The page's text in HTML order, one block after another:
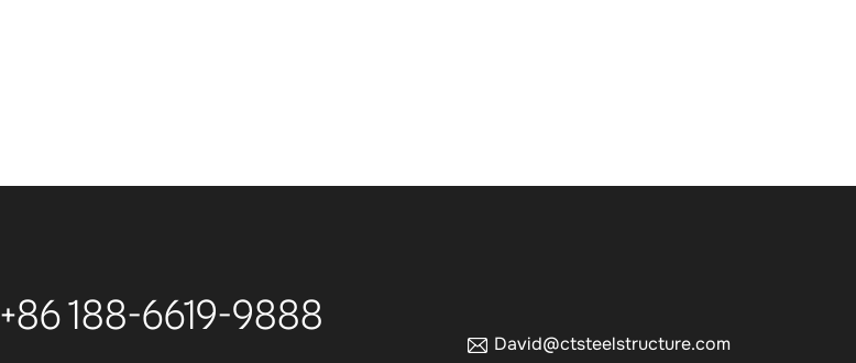
+86 188-6619-9888
David@ctsteelstructure.com